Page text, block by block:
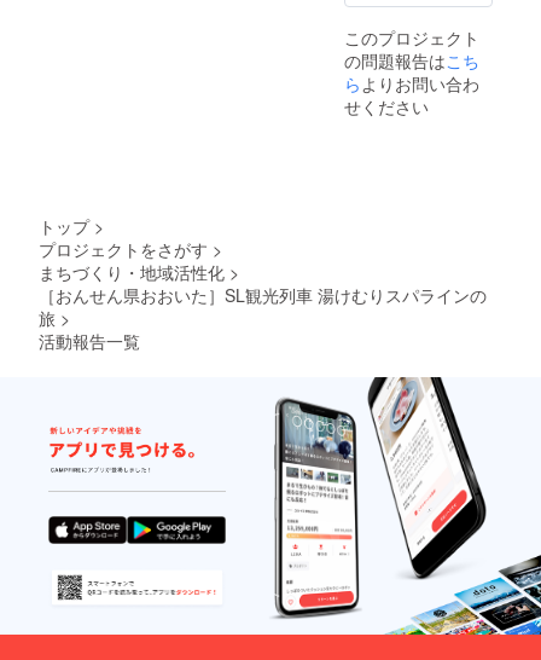
ジで
す。 宿
泊日：
2019/7/
9(火) 1
井
このプロジェクト
の問題報告はこち
ら よりお問い合わ
せください
トップ >
プロジェクトをさがす >
まちづくり・地域活性化 >
［おんせん県おおいた］SL観光列車 湯けむりスパラインの
旅 >
活動報告一覧